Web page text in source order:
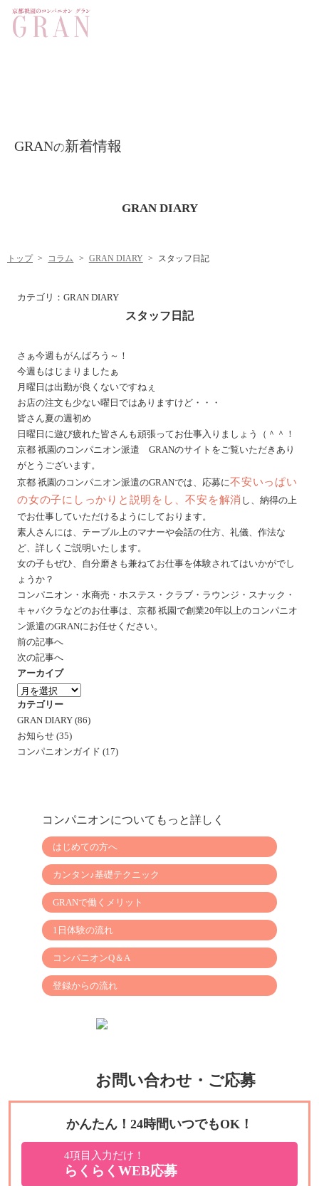
GRANの新着情報
GRAN DIARY
トップ コラム GRAN DIARY スタッフ日記
カテゴリ： GRAN DIARY
スタッフ日記
さぁ今週もがんばろう～！
今週もはじまりましたぁ
月曜日は出勤が良くないですねぇ
お店の注文も少ない曜日ではありますけど・・・
皆さん夏の週初め
日曜日に遊び疲れた皆さんも頑張ってお仕事入りましょう（＾＾！
京都 祇園のコンパニオン派遣 GRANのサイトをご覧いただきあり
がとうございます。
京都 祇園のコンパニオン派遣のGRANでは、応募に不安いっぱい
の女の子にしっかりと説明をし、不安を解消 し、納得の上
でお仕事していただけるようにしております。
素人さんには、テーブル上のマナーや会話の仕方、礼儀、作法な
ど、詳しくご説明いたします。
女の子もぜひ、自分磨きも兼ねてお仕事を体験されてはいかがでし
ょうか？
コンパニオン・水商売・ホステス・クラブ・ラウンジ・スナック・
キャバクラなどのお仕事は、京都 祇園で創業20年以上のコンパニオ
ン派遣のGRANにお任せください。
前の記事へ
次の記事へ
アーカイブ
ア
ー
カ
イ
ブ
カテゴリー
GRAN DIARY (86)
お知らせ (35)
コンパニオンガイド (17)
コンパニオンについてもっと詳しく
はじめての方へ
カンタン♪基礎テクニック
GRANで働くメリット
1日体験の流れ
コンパニオンQ＆A
登録からの流れ
お問い合わせ・ご応募
かんたん！24時間いつでもOK！
4項目入力だけ！
らくらくWEB応募